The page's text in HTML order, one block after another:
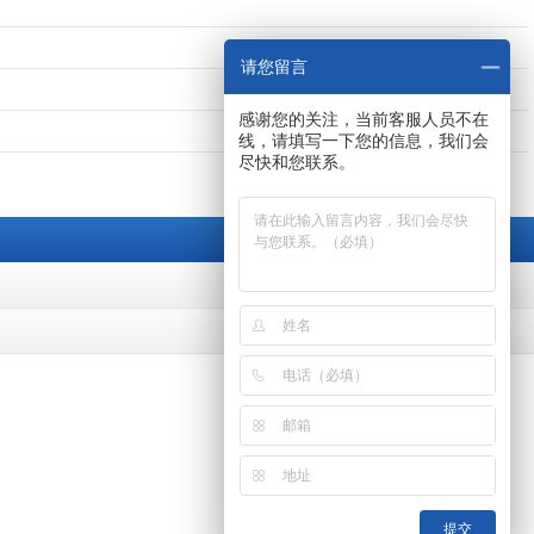
请您留言
感谢您的关注，当前客服人员不在
线，请填写一下您的信息，我们会
尽快和您联系。
提交